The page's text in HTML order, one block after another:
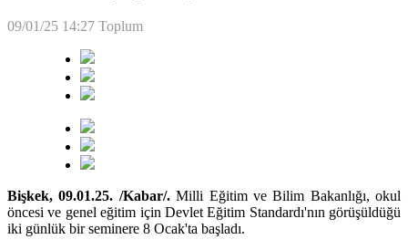
09/01/25 14:27 Toplum
Bişkek, 09.01.25. /Kabar/.Milli Eğitim ve Bilim Bakanlığı, okul
öncesi ve genel eğitim için Devlet Eğitim Standardı'nın görüşüldüğü
iki günlük bir seminere 8 Ocak'ta başladı.